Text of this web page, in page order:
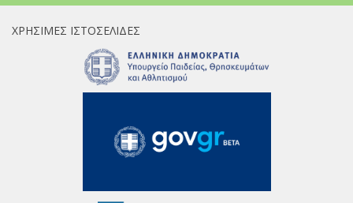
ΧΡΉΣΙΜΕΣ ΙΣΤΟΣΕΛΊΔΕΣ